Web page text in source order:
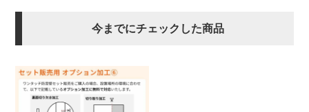
今までにチェックした商品